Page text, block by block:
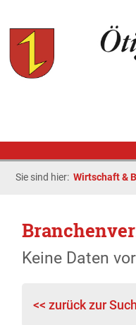
Sie sind hier:Wirtschaft &
Keine Daten
<< zurück zur